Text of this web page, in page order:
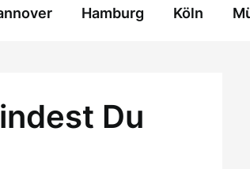
Hamburg Köln
Du